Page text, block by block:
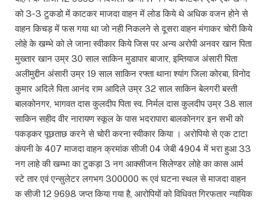
को 3-3 टुकडो में काटकर माजदा वाहन में लोड किये थे अधिक वजन होने से
वाहन किचड़ में फस गया था जो नही निकलने से दूसरा वाहन मंगाकर चोरी किये
लोहे के खम्भे को ले जाना स्वीकार किये जिस पर अन्य अरोपी अनवर खान पिता
मुख्तार खान उम्र 30 साल साकिन मुडापार बाजार, इम्तियाज अंसारी पिता
अलीमुद्दीन अंसारी उम्र 19 साल साकिन रफ्ता थाना श्यांग जिला कोरबा, विनोद
कुमार अदिले पिता आनंद राम आदिले उम्र 32 साल साकिन बेलगरी बस्ती
बालकोनगर, भागवत दास कुलदीप पिता स्व. निर्मल दास कुलदीप उम्र 38 साल
साकिन सहीद वीर नारायण स्कूल के पास भदरापारा बालकोनगर इन सभी को
पकड़कर पूछताछ करने से चोरी करना स्वीकार किया । अरोपियो से एक टाटा
कंपनी के 407 माजदा वाहन क्रमांक सीजी 04 जेबी 4904 में भरा हुआ 33
नग लाहे की खम्भा का टुकड़ा 3 नग आक्सीजन सिलेण्डर लोहे का कास आर्म
स्टे तार एवं एन्सुलेटर लगभग 300000 रू एवं घटना स्थल से माजदा वाहन
क सीजी 12 9698 जप्त किया गया है, आरोपियों को विधिवत गिरफतार न्यायिक